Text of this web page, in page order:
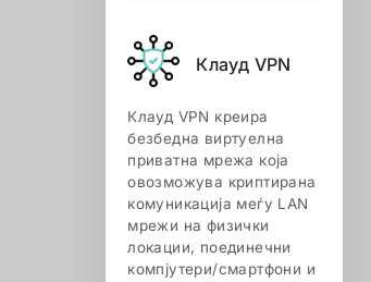
Клауд VPN
Клауд VPN креира
безбедна виртуелна
приватна мрежа која
овозможува криптирана
комуникација меѓу LAN
мрежи на физички
локации, поединечни
компјутери/смартфони и